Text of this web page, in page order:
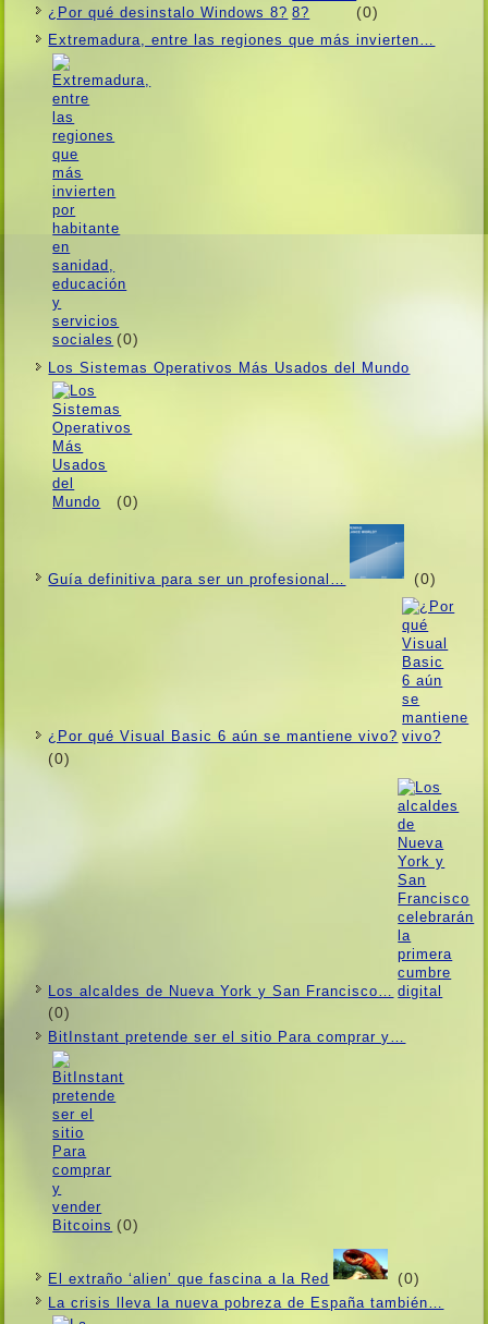
¿Por qué desinstalo Windows 8? (0)
Extremadura, entre las regiones que más invierten…
(0)
Los Sistemas Operativos Más Usados ​​del Mundo
(0)
Guí­a definitiva para ser un profesional… (0)
¿Por qué Visual Basic 6 aún se mantiene vivo?
(0)
Los alcaldes de Nueva York y San Francisco…
(0)
BitInstant pretende ser el sitio Para comprar y…
(0)
El extraño ‘alien’ que fascina a la Red (0)
La crisis lleva la nueva pobreza de España también…